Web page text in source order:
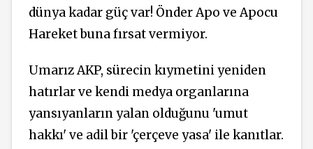
dünya kadar güç var! Önder Apo ve Apocu
Hareket buna fırsat vermiyor.
Umarız AKP, sürecin kıymetini yeniden
hatırlar ve kendi medya organlarına
yansıyanların yalan olduğunu 'umut
hakkı' ve adil bir 'çerçeve yasa' ile kanıtlar.